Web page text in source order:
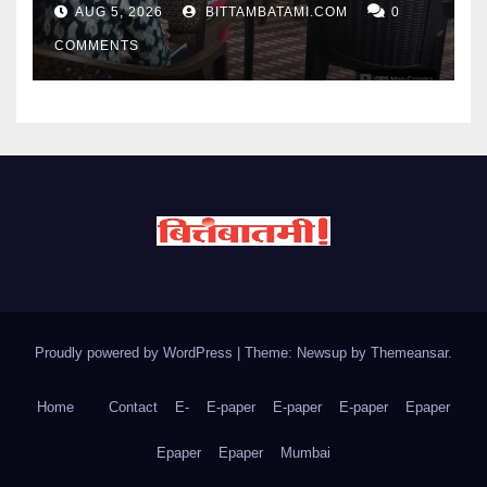
AUG 5, 2026 BITTAMBATAMI.COM 0
COMMENTS
Proudly powered by WordPress | Theme: Newsup by Themeansar.
Home Contact E- E-paper E-paper E-paper Epaper
Epaper Epaper Mumbai